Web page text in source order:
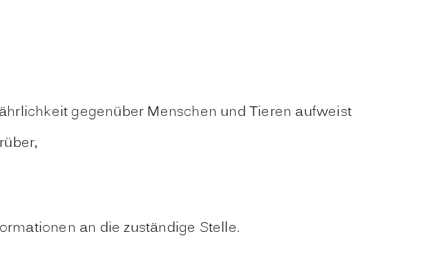
gegenüber Menschen und Tieren aufweist
an die zuständige Stelle.